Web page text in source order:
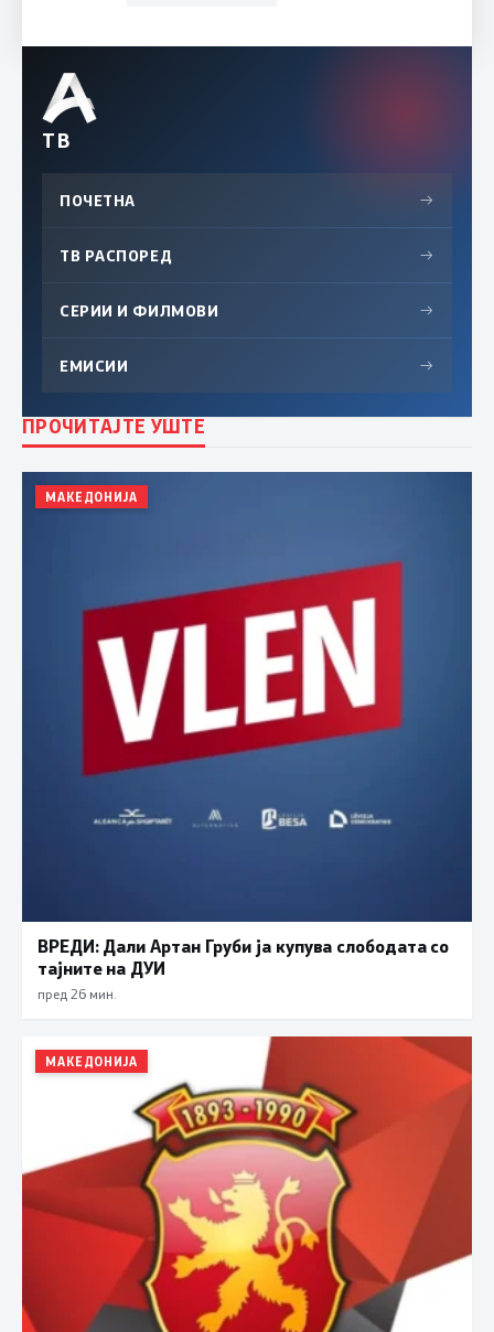
ТВ
ПОЧЕТНА →
ТВ РАСПОРЕД →
СЕРИИ И ФИЛМОВИ →
ЕМИСИИ →
ПРОЧИТАЈТЕ УШТЕ
МАКЕДОНИЈА
ВРЕДИ: Дали Артан Груби ја купува слободата со
тајните на ДУИ
пред 26 мин.
МАКЕДОНИЈА